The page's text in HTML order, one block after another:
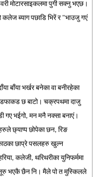
मोटारसाइकलमा पुगी सक्नु भएछ।
ब्याग पछाडि भिरें र "भाउजु गएं
बाँया भर्खर बनेका वा बनीरहेका
छ बाटो। चक्रपथमा दाजु
गए भईगो, मन मनै नक्सा बनाएं।
छ्याप्प छोपेका छन, रिङ
छाप्रे पसलहरु खुल्न
कलेजी, थरिथरीका युनिफर्ममा
सूरु भएकै छैन नि। मैले पो त मुस्किलले